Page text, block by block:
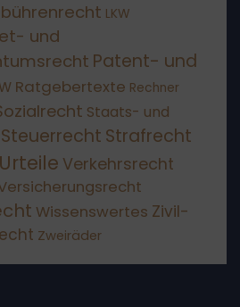
LKW
und
Patent- und
Ratgebertexte Rechner
Staats- und
Steuerrecht Strafrecht
Urteile Verkehrsrecht
Wissenswertes Zivil-
Zweiräder